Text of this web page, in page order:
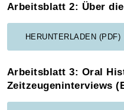
Arbeitsblatt 2: Über
HERUNTERLADEN (PDF)
Arbeitsblatt 3: Oral
Zeitzeugeninterviews